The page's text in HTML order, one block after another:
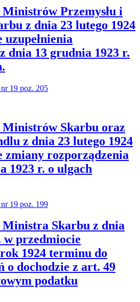
Przemysłu i
z dnia 23 lutego 1924
dnia 13 grudnia 1923 r.
19 poz. 205
Ministrów Skarbu oraz
z dnia 23 lutego 1924
zmiany rozporządzenia
1923 r. o ulgach
19 poz. 199
Ministra Skarbu z dnia
w przedmiocie
1924 terminu do
o dochodzie z art. 49
podatku